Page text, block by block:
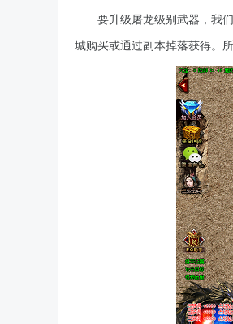
要升级屠龙级别武器，我
城购买或通过副本掉落获得。